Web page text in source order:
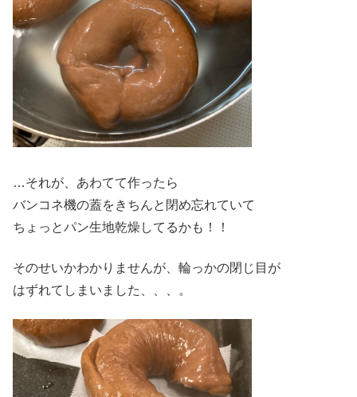
…それが、あわてて作ったら
バンコネ機の蓋をきちんと閉め忘れていて
ちょっとパン生地乾燥してるかも！！
そのせいかわかりませんが、輪っかの閉じ目が
はずれてしまいました、、、。